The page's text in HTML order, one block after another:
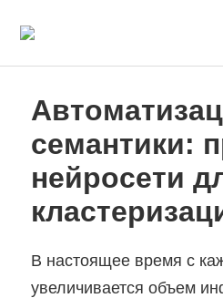
семантики:
нейросети
В настоящее время с
увеличивается объем